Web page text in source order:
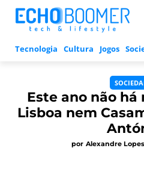
Tecnologia Cultura Jogos
Este ano não há
Lisboa nem
por Alexandre Lopes